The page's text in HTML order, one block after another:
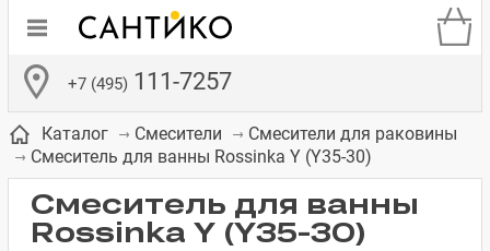
+7 (495) 111-7257
Каталог Смесители
Смесители для раковины
Смеситель для ванны Rossinka Y (Y35-30)
Смеситель для ванны
Rossinka Y (Y35-30)